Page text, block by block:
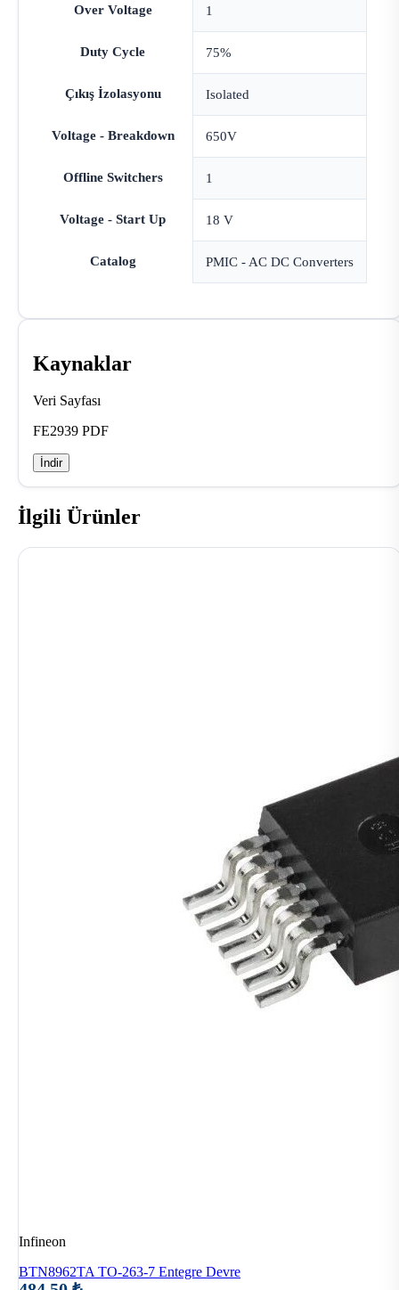
Over Voltage 1
Duty Cycle 75%
Çıkış İzolasyonu Isolated
Voltage - Breakdown 650V
Offline Switchers 1
Voltage - Start Up 18 V
Catalog PMIC - AC DC Converters
Kaynaklar
Veri Sayfası
FE2939 PDF
İndir
İlgili Ürünler
Infineon
BTN8962TA TO-263-7 Entegre Devre